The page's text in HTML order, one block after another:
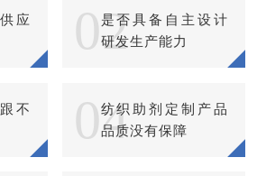
应
02是否具备自主设计
研发生产能力
不
04
纺织助剂定制产品
品质没有保障